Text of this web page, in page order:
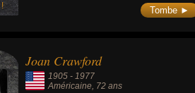
Tombe ►
Joan Crawford
1905 - 1977
Américaine , 72 ans